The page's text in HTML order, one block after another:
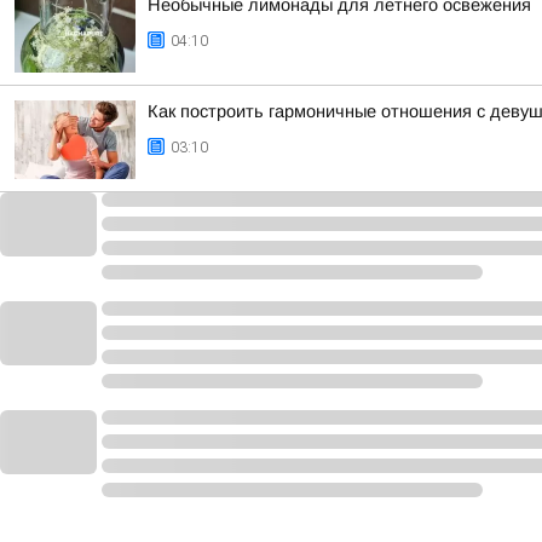
Необычные лимонады для летнего освежения
04:10
Как построить гармоничные отношения с
03:10